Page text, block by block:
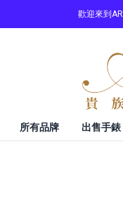
歡迎來到
所有品牌 出售手錶